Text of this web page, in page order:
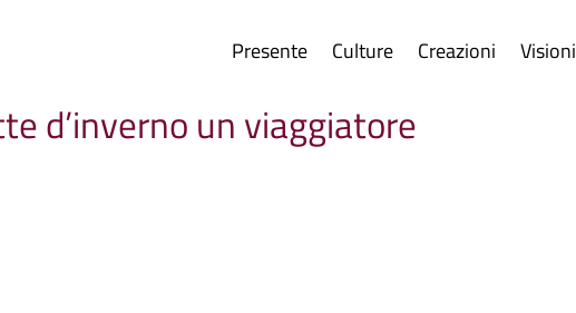
Presente Culture Creazioni Visioni
d’inverno un viaggiatore